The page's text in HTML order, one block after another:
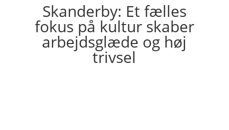
Skanderby: Et fælles
fokus på kultur skaber
arbejdsglæde og høj
trivsel